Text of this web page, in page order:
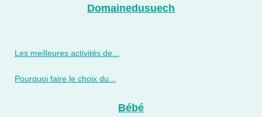
Domainedusuech
Les meilleures activités de...
Pourquoi faire le choix du...
Bébé